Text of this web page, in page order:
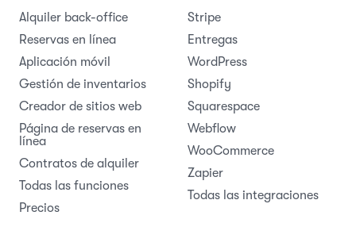
Alquiler back-office
Reservas en línea
Aplicación móvil
Gestión de inventarios
Creador de sitios web
Página de reservas en
línea
Contratos de alquiler
Todas las funciones
Precios
Stripe
Entregas
WordPress
Shopify
Squarespace
Webflow
WooCommerce
Zapier
Todas las integraciones